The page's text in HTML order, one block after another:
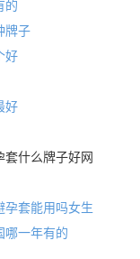
的
牌子
好
好
套什么牌子好网
孕套能用吗女生
哪一年有的